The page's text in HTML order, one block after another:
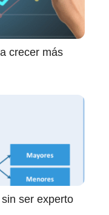
crecer más
ser experto